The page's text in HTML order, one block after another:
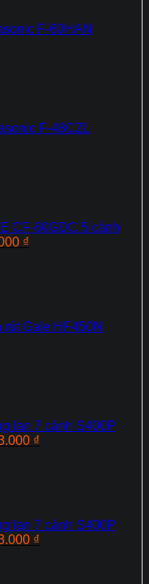
F-60HAN
F‑48CZL
CF-60GDC 5 cánh
₫
rút Gale HF450N
lan 7 cánh S400P
₫
lan 7 cánh S400P
₫